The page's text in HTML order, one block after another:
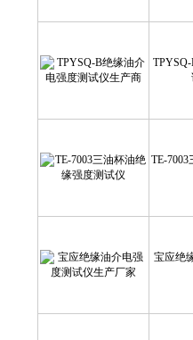
TE-
宝应绝